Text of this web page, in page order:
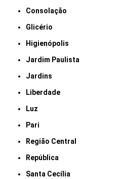
Consolação
Glicério
Higienópolis
Jardim Paulista
Jardins
Liberdade
Luz
Pari
Região Central
República
Santa Cecília